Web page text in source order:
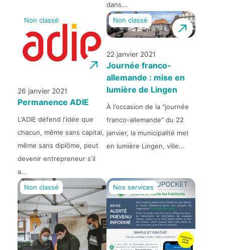
dans...
Non classé
26 janvier 2021
Permanence ADIE
L'ADIE défend l’idée que
chacun, même sans capital,
même sans diplôme, peut
devenir entrepreneur s’il
a...
Non classé
22 janvier 2021
Journée franco-
allemande : mise en
lumière de Lingen
À l’occasion de la "journée
franco-allemande" du 22
janvier, la municipalité met
en lumière Lingen, ville...
Non classé Nos services